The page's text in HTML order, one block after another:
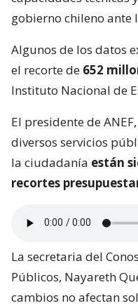
gobierno chileno ante
Algunos de los datos
el recorte de 652
Instituto Nacional de
El presidente de
diversos servicios
la ciudadanía están
recortes
La secretaria del
Públicos, Nayareth
cambios no afectan